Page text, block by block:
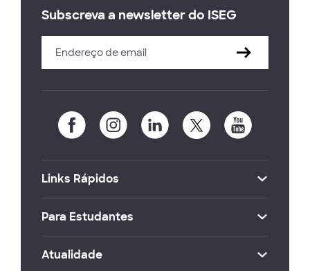
Subscreva a newsletter do ISEG
Links Rápidos
Para Estudantes
Atualidade